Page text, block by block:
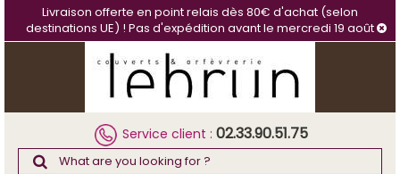
Livraison offerte en point relais dès 80€ d'achat (selon
destinations UE) ! Pas d'expédition avant le mercredi 19 août
Service client : 02.33.90.51.75
Cookies management panel